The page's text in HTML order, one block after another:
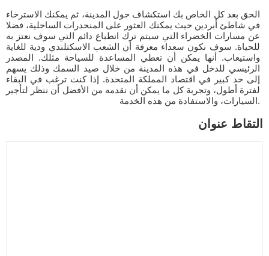
الحق بعد كل الخاص بك استكشاف حول المدينة، ثم يمكنك الاسترخاء
في شاطئ أبردين حيث يمكنك العثور على المنحدرات الساحلية، فضلا
عن مسارات الخضراء التي سيتم ترك انطباع دائم التي سوف نعتز به
للحياة. سوف نكون سعداء معرفة أن الشعب اﻻسكتلندي ودية للغاية
واستيعاب. أنها يمكن أن تعطي المساعدة للسياحة مثلك. المصدر
الرئيسي للدخل في هذه المدينة من خلال صيد السمك وذلك يسهم
إلى حد كبير في اقتصاد المملكة المتحدة. إذا كنت ترغب في البقاء
لفترة أطول، وتجربة كل ما يمكن أن نقدمه من الأفضل أن ننظر لتأجير
السيارات، والاستفادة من هذه الخدمة.
التقاط عنوان